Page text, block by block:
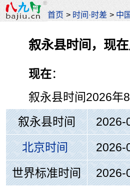
首页 > 时间·时差 > 中
叙永县时间，现
现在：
叙永县时间2026年
叙永县时间
北京时间
世界标准时间